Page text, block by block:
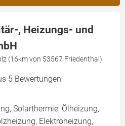
, Heizungs- und
(16km von 53567 Friedenthal)
5 Bewertungen
Solarthermie, Ölheizung,
Elektroheizung,